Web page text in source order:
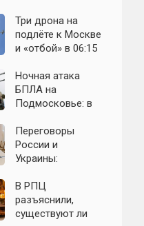
канал и осенние
выборы: откуда
растут слухи о
Ленинградскую
область: что
известно к 7
Три дрона на
подлёте к Москве
и «отбой» в 06:15
ночном налёте на
Подмосковье
Ночная атака
БПЛА на
Подмосковье: в
округе сбиты
воздушные цели
Переговоры
России и
Украины:
перспектива
завершения СВО
— что известно
В РПЦ
разъяснили,
существуют ли